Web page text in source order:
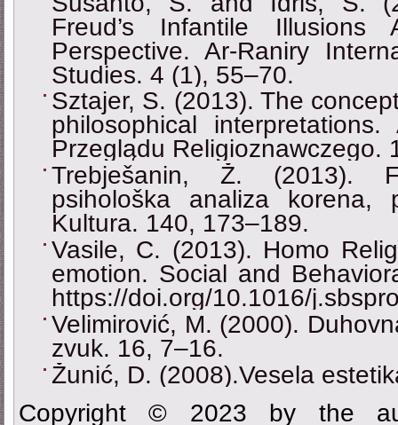
Freud’s Infantile Illusions
Perspective. Ar-Raniry
Studies. 4 (1), 55–70.
Sztajer, S. (2013). The
philosophical
Przeglądu Religioznawczego.
Trebješanin, Ž. (2013).
psihološka analiza korena,
Kultura. 140, 173–189.
Vasile, C. (2013). Homo
emotion. Social and
https://doi.org/10.1016/
Velimirović, M. (2000).
zvuk. 16, 7–16.
Žunić, D. (2008).Vesela
Copyright © 2023 by the